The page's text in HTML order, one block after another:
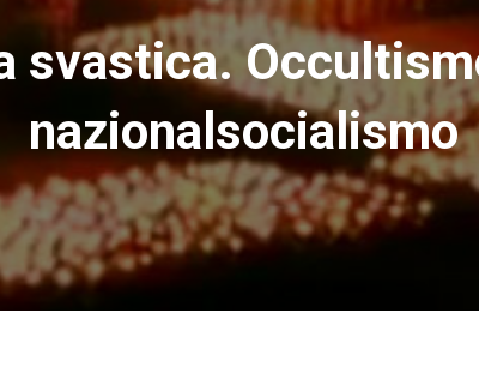
svastica.
nazionalsocialismo